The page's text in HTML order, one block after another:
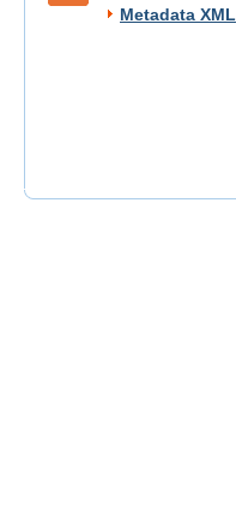
Metadata XML